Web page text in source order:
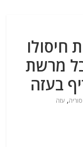
חיסולו
מרשת
בעזה
סוריה,עזה